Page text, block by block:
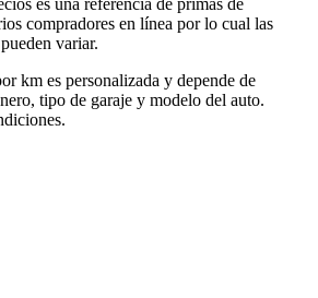
compradores en línea por lo cual las
variar.
km es personalizada y depende de
tipo de garaje y modelo del auto.